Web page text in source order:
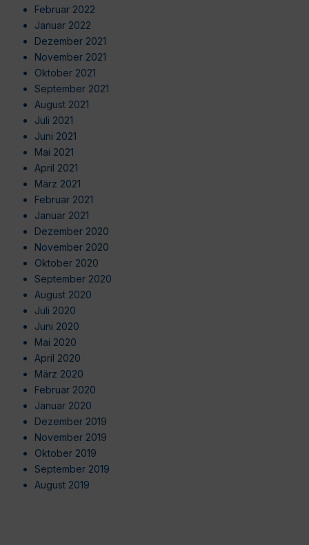
Februar 2022
Januar 2022
Dezember 2021
November 2021
Oktober 2021
September 2021
August 2021
Juli 2021
Juni 2021
Mai 2021
April 2021
März 2021
Februar 2021
Januar 2021
Dezember 2020
November 2020
Oktober 2020
September 2020
August 2020
Juli 2020
Juni 2020
Mai 2020
April 2020
März 2020
Februar 2020
Januar 2020
Dezember 2019
November 2019
Oktober 2019
September 2019
August 2019